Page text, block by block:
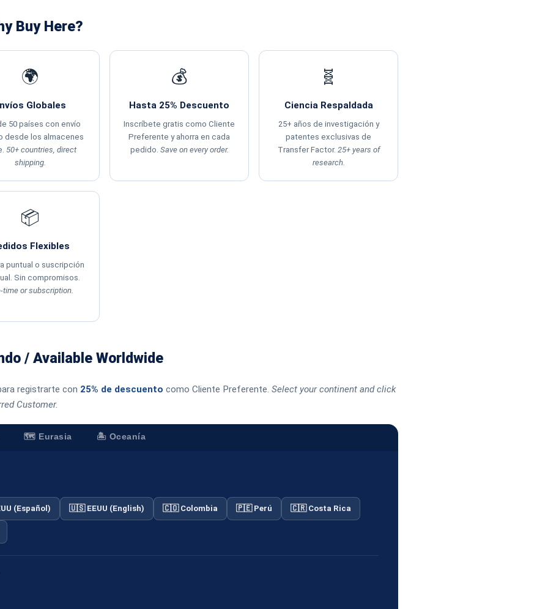
Buy Here?
🌍
Globales
50 países con envío
desde los almacenes
50+ countries, direct
shipping.
💰
Hasta 25% Descuento
Inscríbete gratis como Cliente
Preferente y ahorra en cada
pedido. Save on every order.
🧬
Ciencia Respaldada
25+ años de investigación y
patentes exclusivas de
Transfer Factor. 25+ years of
research.
📦
Flexibles
puntual o suscripción
Sin compromisos.
time or subscription.
/ Available Worldwide
registrarte con 25% de descuento como Cliente Preferente. Select your continent and click
Customer.
🗺️ Eurasia 🏝️ Oceanía
(Español) 🇺🇸 EEUU (English) 🇨🇴 Colombia 🇵🇪 Perú 🇨🇷 Costa Rica